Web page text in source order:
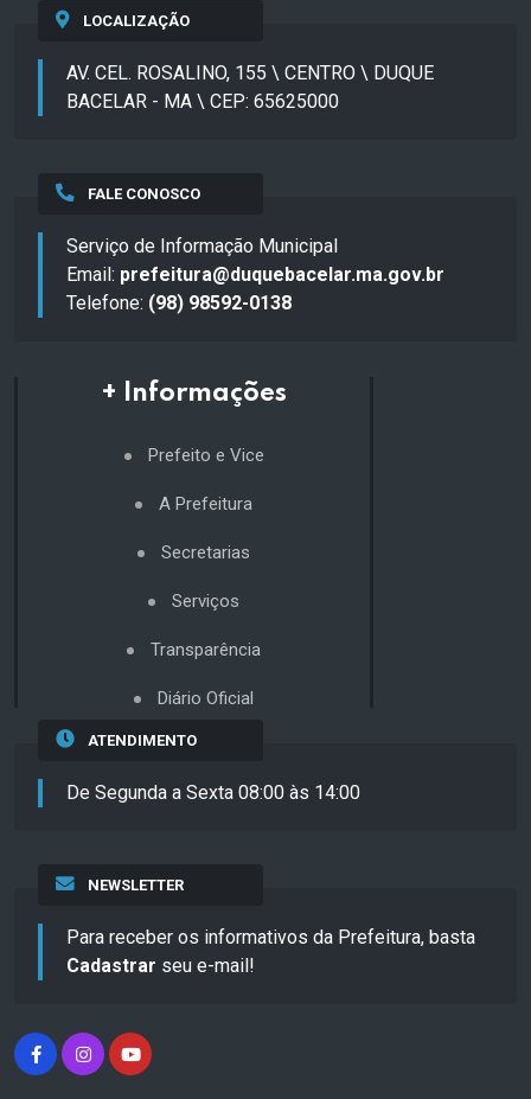
LOCALIZAÇÃO
AV. CEL. ROSALINO, 155 \ CENTRO \ DUQUE
BACELAR - MA \ CEP: 65625000
FALE CONOSCO
Serviço de Informação Municipal
Email: prefeitura@duquebacelar.ma.gov.br
Telefone: (98) 98592-0138
+ Informações
Prefeito e Vice
A Prefeitura
Secretarias
Serviços
Transparência
Diário Oficial
ATENDIMENTO
De Segunda a Sexta 08:00 às 14:00
NEWSLETTER
Para receber os informativos da Prefeitura, basta
Cadastrar seu e-mail!